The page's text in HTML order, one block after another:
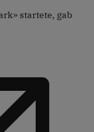
startete, gab